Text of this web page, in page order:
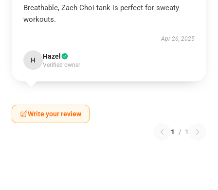
Breathable, Zach Choi tank is perfect for sweaty
workouts.
Apr 26, 2025
H Hazel
Verified owner
Write your review
1 / 1